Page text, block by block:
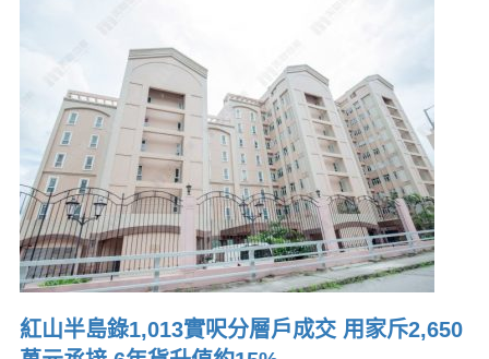
紅山半島錄1,013實呎分層戶成交 用家斥2,650